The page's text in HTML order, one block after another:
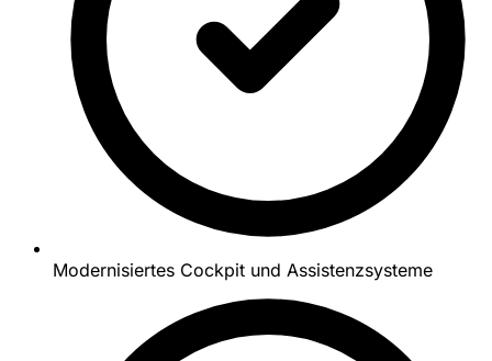
Modernisiertes Cockpit und Assistenzsysteme